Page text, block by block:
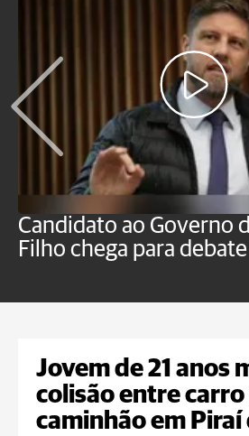
Candidato ao Governo
Filho chega para
Jovem de 21 anos
colisão entre carro
caminhão em Piraí